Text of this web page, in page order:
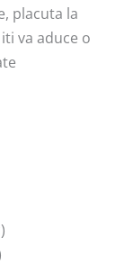
placuta la
va aduce o